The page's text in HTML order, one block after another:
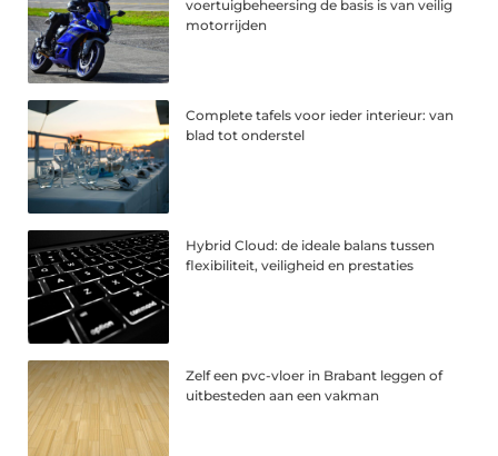
voertuigbeheersing de basis is van veilig
motorrijden
Complete tafels voor ieder interieur: van
blad tot onderstel
Hybrid Cloud: de ideale balans tussen
flexibiliteit, veiligheid en prestaties
Zelf een pvc-vloer in Brabant leggen of
uitbesteden aan een vakman